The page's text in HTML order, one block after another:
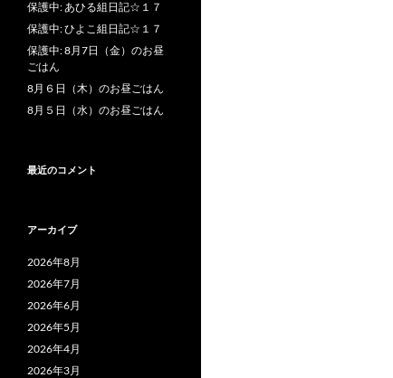
保護中: あひる組日記☆１７
保護中: ひよこ組日記☆１７
保護中: 8月7日（金）のお昼
ごはん
8月６日（木）のお昼ごはん
8月５日（水）のお昼ごはん
最近のコメント
アーカイブ
2026年8月
2026年7月
2026年6月
2026年5月
2026年4月
2026年3月